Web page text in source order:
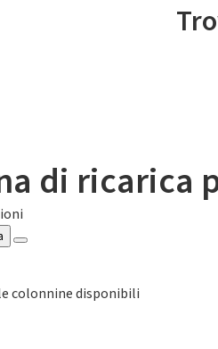
di ricarica
colonnine disponibili